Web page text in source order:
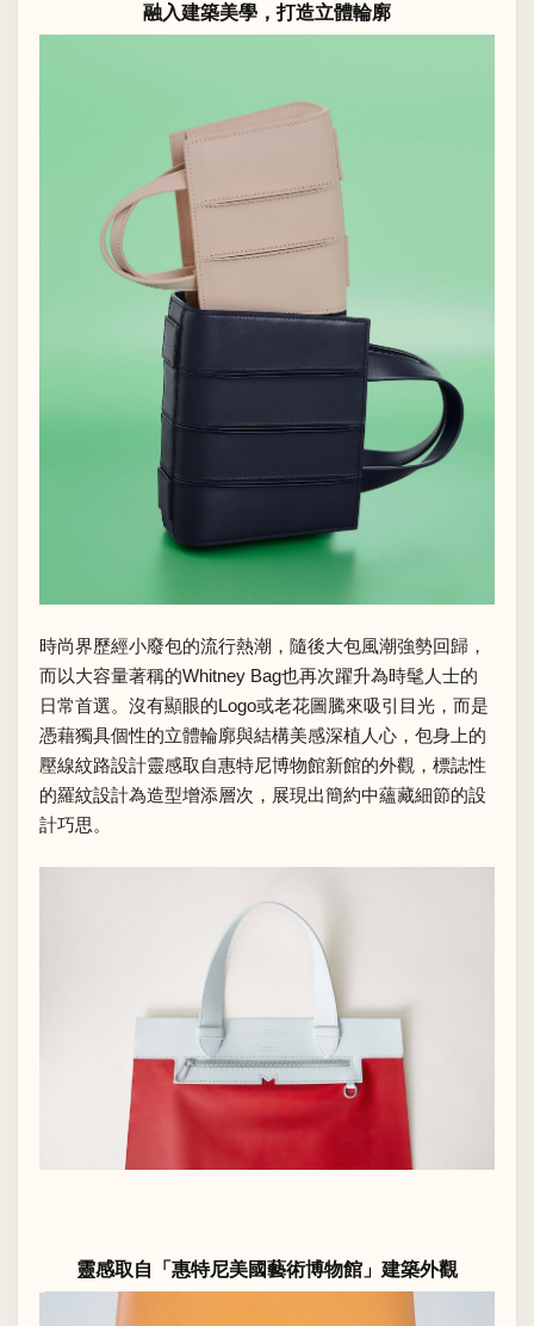
融入建築美學，打造立體輪廓
時尚界歷經小廢包的流行熱潮，隨後大包風潮強勢回歸，
而以大容量著稱的Whitney Bag也再次躍升為時髦人士的
日常首選。沒有顯眼的Logo或老花圖騰來吸引目光，而是
憑藉獨具個性的立體輪廓與結構美感深植人心，包身上的
壓線紋路設計靈感取自惠特尼博物館新館的外觀，標誌性
的羅紋設計為造型增添層次，展現出簡約中蘊藏細節的設
計巧思。
靈感取自「惠特尼美國藝術博物館」建築外觀